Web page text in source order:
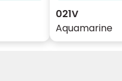
021V
Aquamarine